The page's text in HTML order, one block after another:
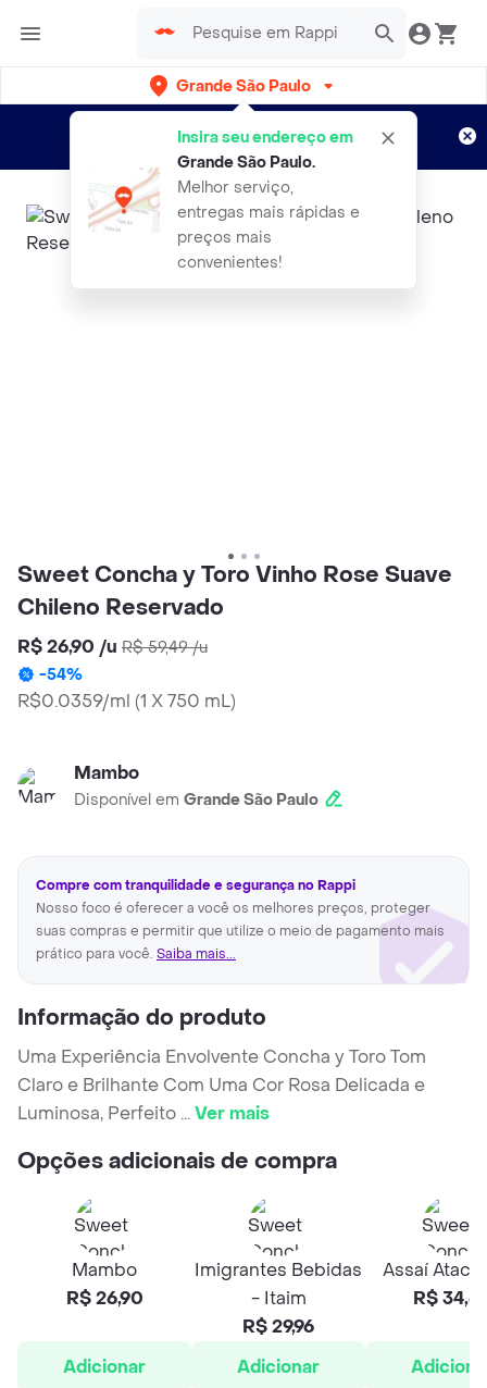
Grande São Paulo
Insira seu endereço em
Grande São Paulo.
Melhor serviço,
entregas mais rápidas e
preços mais
convenientes!
Entregas grátis por 15 dias!
Aplicam T&C
Sweet Concha y Toro Vinho Rose Suave
Chileno Reservado
R$ 26,90 /u R$ 59,49/u
-54%
R$0.0359/ml (1 X 750 mL)
Mambo
Disponível em Grande São Paulo
Compre com tranquilidade e segurança no Rappi
Nosso foco é oferecer a você os melhores preços, proteger
suas compras e permitir que utilize o meio de pagamento mais
prático para você. Saiba mais...
Informação do produto
Uma Experiência Envolvente Concha y Toro Tom
Claro e Brilhante Com Uma Cor Rosa Delicada e
Luminosa, Perfeito ...Ver mais
Opções adicionais de compra
Mambo
R$ 26,90
Adicionar
Imigrantes Bebidas
- Itaim
R$ 29,96
Adicionar
Assaí
R$